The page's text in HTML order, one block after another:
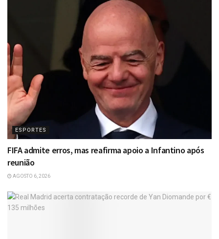
ESPORTES
FIFA admite erros, mas reafirma apoio a Infantino após
reunião
AGOSTO 6, 2026